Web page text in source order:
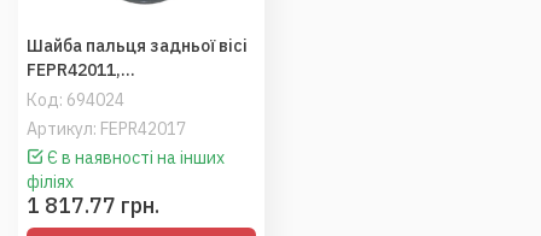
Код: 694024
Артикул: FEPR42017
Шайба пальця задньої вісі
FEPR42011,
Berthoud,Tecnoma
Є в наявності на інших
філіях
1 817.77 грн.